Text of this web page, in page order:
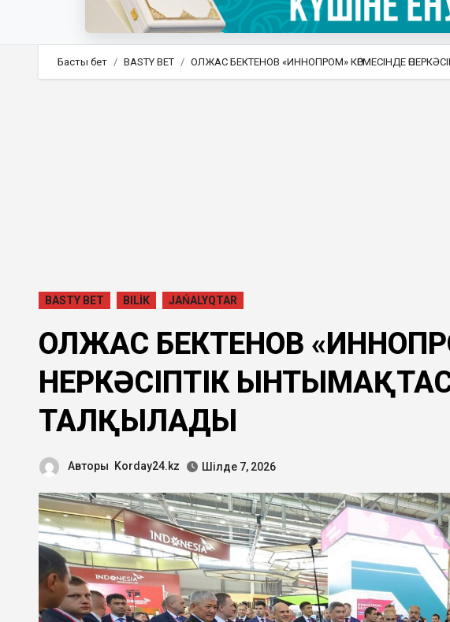
Басты бет BASTY BET ОЛЖАС БЕКТЕНОВ «ИННОПРОМ» КӨРМЕСІНДЕ
BASTY BET BILİK JAŃALYQTAR
ОЛЖАС БЕКТЕНОВ
ӨНЕРКӘСІПТІК
ТАЛҚЫЛАДЫ
Авторы Korday24.kz Шілде 7, 2026